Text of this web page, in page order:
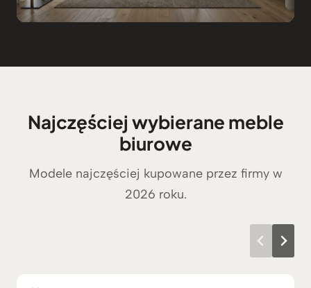
Najczęściej wybierane meble
biurowe
Modele najczęściej kupowane przez firmy w
2026 roku.